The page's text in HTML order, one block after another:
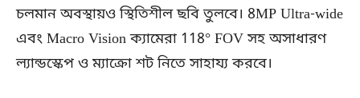
চলমান অবস্থায়ও স্থিতিশীল ছবি তুলবে। 8MP Ultra-wide
এবং Macro Vision ক্যামেরা 118° FOV সহ অসাধারণ
ল্যান্ডস্কেপ ও ম্যাক্রো শট নিতে সাহায্য করবে।